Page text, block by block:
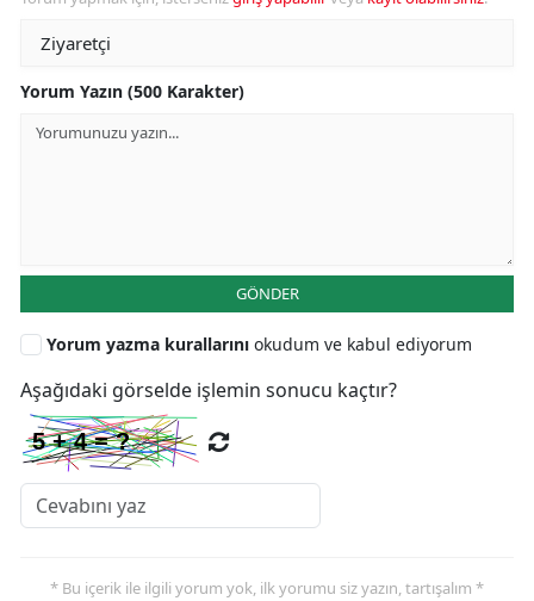
Yorum Yazın (500 Karakter)
GÖNDER
Yorum yazma kurallarını okudum ve kabul ediyorum
Aşağıdaki görselde işlemin sonucu kaçtır?
* Bu içerik ile ilgili yorum yok, ilk yorumu siz yazın, tartışalım *